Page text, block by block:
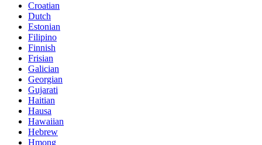
Croatian
Dutch
Estonian
Filipino
Finnish
Frisian
Galician
Georgian
Gujarati
Haitian
Hausa
Hawaiian
Hebrew
Hmong